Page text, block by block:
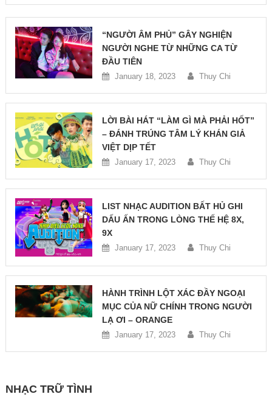
“NGƯỜI ÂM PHỦ” GÂY NGHIỆN
NGƯỜI NGHE TỪ NHỮNG CA TỪ
ĐẦU TIÊN
January 18, 2023 Thuy Chi
LỜI BÀI HÁT “LÀM GÌ MÀ PHẢI HỐT”
– ĐÁNH TRÚNG TÂM LÝ KHÁN GIẢ
VIỆT DỊP TẾT
January 17, 2023 Thuy Chi
LIST NHẠC AUDITION BẤT HỦ GHI
DẤU ẤN TRONG LÒNG THẾ HỆ 8X,
9X
January 17, 2023 Thuy Chi
HÀNH TRÌNH LỘT XÁC ĐẦY NGOẠI
MỤC CỦA NỮ CHÍNH TRONG NGƯỜI
LẠ ƠI – ORANGE
January 17, 2023 Thuy Chi
NHẠC TRỮ TÌNH